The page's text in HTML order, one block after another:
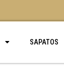
SAPATOS